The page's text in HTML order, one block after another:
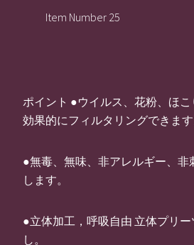
Item Number 25
ポイント ●ウイルス、花粉、ほ
効果的にフィルタリングできます
●無毒、無味、非アレルギー、非
します。
●立体加工，呼吸自由 立体プリ
し。